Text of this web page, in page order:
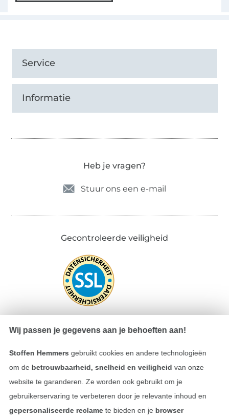
Service
Informatie
Heb je vragen?
Stuur ons een e-mail
Gecontroleerde veiligheid
Betalen met
Wij passen je gegevens aan je behoeften aan!
Stoffen Hemmers gebruikt cookies en andere technologieën
om de betrouwbaarheid, snelheid en veiligheid van onze
website te garanderen. Ze worden ook gebruikt om je
gebruikerservaring te verbeteren door je relevante inhoud en
gepersonaliseerde reclamete bieden en je browser